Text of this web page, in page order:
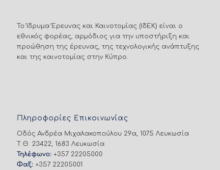
Το Ίδρυμα Έρευνας και Καινοτομίας (ΙδΕΚ) είναι ο
εθνικός φορέας, αρμόδιος για την υποστήριξη και
προώθηση της έρευνας, της τεχνολογικής ανάπτυξης
και της καινοτομίας στην Κύπρο.
Πληροφορίες Επικοινωνίας
Οδός Ανδρέα Μιχαλακοπούλου 29α, 1075 Λευκωσία
Τ.Θ. 23422, 1683 Λευκωσία
Τηλέφωνο: +357 22205000
Φαξ: +357 22205001